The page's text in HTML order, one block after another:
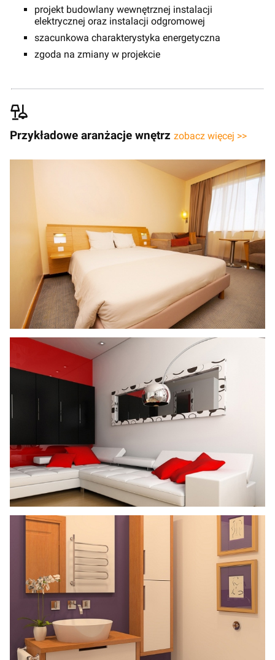
projekt budowlany wewnętrznej instalacji
elektrycznej oraz instalacji odgromowej
szacunkowa charakterystyka energetyczna
zgoda na zmiany w projekcie
Przykładowe aranżacje wnętrz zobacz więcej >>